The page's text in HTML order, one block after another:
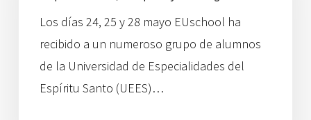
Los días 24, 25 y 28 mayo EUschool ha
recibido a un numeroso grupo de alumnos
de la Universidad de Especialidades del
Espíritu Santo (UEES)…